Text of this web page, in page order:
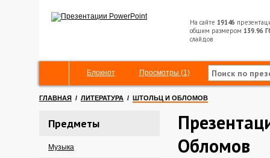
На сайте 19146
общим размером 139.96
слайдов
Блокнот Просмотры (1)
ГЛАВНАЯ / ЛИТЕРАТУРА / ШТОЛЬЦ И ОБЛОМОВ
Предметы
Музыка
Обломов